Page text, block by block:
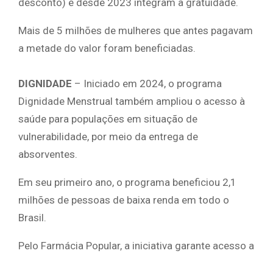
Mais de 5 milhões de mulheres que antes pagavam
a metade do valor foram beneficiadas.
DIGNIDADE – Iniciado em 2024, o programa
Dignidade Menstrual também ampliou o acesso à
saúde para populações em situação de
vulnerabilidade, por meio da entrega de
absorventes.
Em seu primeiro ano, o programa beneficiou 2,1
milhões de pessoas de baixa renda em todo o
Brasil.
Pelo Farmácia Popular, a iniciativa garante acesso a